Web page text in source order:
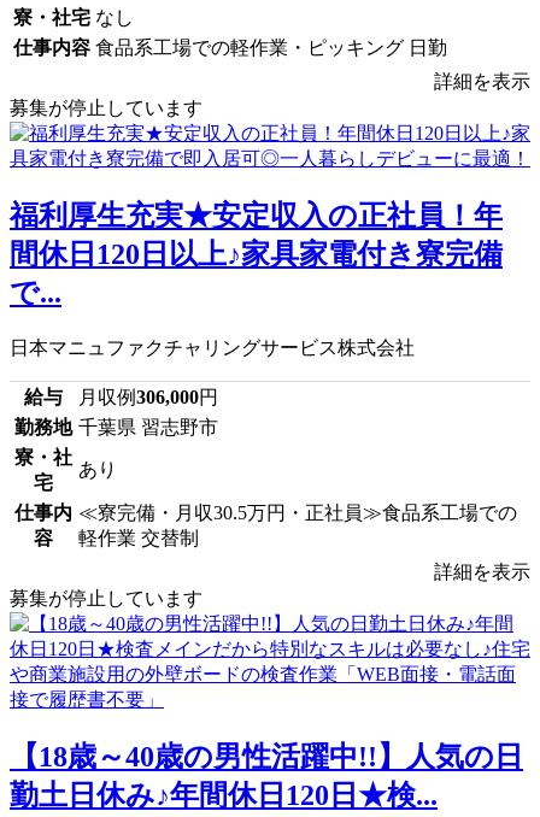
寮・社宅 なし
仕事内容 食品系工場での軽作業・ピッキング 日勤
詳細を表示
募集が停止しています
福利厚生充実★安定収入の正社員！年
間休日120日以上♪家具家電付き寮完備
で...
日本マニュファクチャリングサービス株式会社
給与 月収例306,000円
勤務地 千葉県 習志野市
寮・社
宅
あり
仕事内
容
≪寮完備・月収30.5万円・正社員≫食品系工場での
軽作業 交替制
詳細を表示
募集が停止しています
【18歳～40歳の男性活躍中!!】人気の日
勤土日休み♪年間休日120日★検...